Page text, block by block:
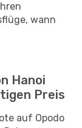
wann
Hanoi
Preis
auf Opodo